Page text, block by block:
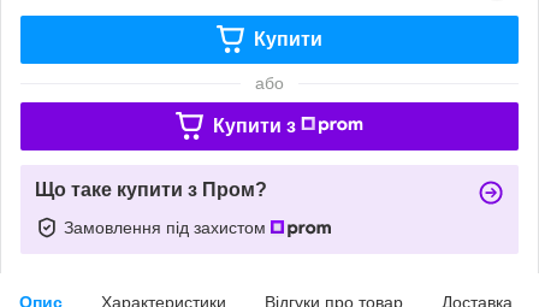
Купити
або
Купити з
Що таке купити з Пром?
Замовлення під захистом
Опис Характеристики Відгуки про товар Доставка